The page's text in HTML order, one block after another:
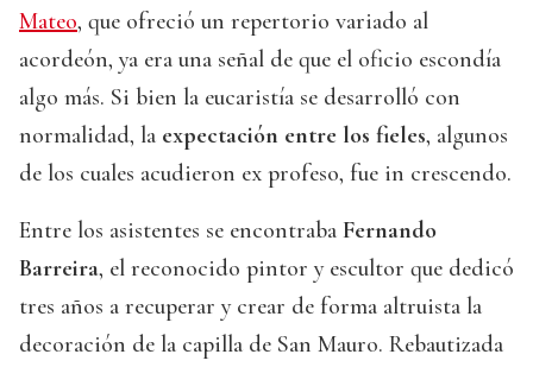
Mateo, que ofreció un repertorio variado al
acordeón, ya era una señal de que el oficio escondía
algo más. Si bien la eucaristía se desarrolló con
normalidad, la expectación entre los fieles, algunos
de los cuales acudieron ex profeso, fue in crescendo.
Entre los asistentes se encontraba Fernando
Barreira, el reconocido pintor y escultor que dedicó
tres años a recuperar y crear de forma altruista la
decoración de la capilla de San Mauro. Rebautizada